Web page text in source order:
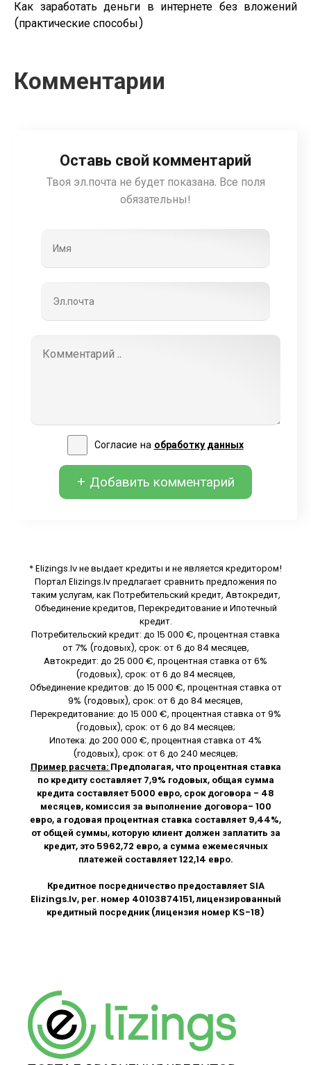
Как заработать деньги в интернете без вложений
(практические способы)
Комментарии
Оставь свой комментарий
Твоя эл.почта не будет показана. Все поля
обязательны!
Согласие на обработку данных
+ Добавить комментарий
* Elizings.lv не выдает кредиты и не является кредитором!
Портал Elizings.lv предлагает сравнить предложения по
таким услугам, как Потребительский кредит, Автокредит,
Объединение кредитов, Перекредитование и Ипотечный
кредит.
Потребительский кредит: до 15 000 €, процентная ставка
от 7% (годовых), срок: от 6 до 84 месяцев,
Автокредит: до 25 000 €, процентная ставка от 6%
(годовых), срок: от 6 до 84 месяцев,
Объединение кредитов: до 15 000 €, процентная ставка от
9% (годовых), срок: от 6 до 84 месяцев,
Перекредитование: до 15 000 €, процентная ставка от 9%
(годовых), срок: от 6 до 84 месяцев;
Ипотека: до 200 000 €, процентная ставка от 4%
(годовых), срок: от 6 до 240 месяцев;
Пример расчета: Предполагая, что процентная ставка
по кредиту составляет 7,9% годовых, общая сумма
кредита составляет 5000 евро, срок договора - 48
месяцев, комиссия за выполнение договора- 100
евро, а годовая процентная ставка составляет 9,44%,
от общей суммы, которую клиент должен заплатить за
кредит, это 5962,72 евро, а сумма ежемесячных
платежей составляет 122,14 евро.
Кредитное посредничество предоставляет SIA
Elizings.lv, рег. номер 40103874151, лицензированный
кредитный посредник (лицензия номер KS-18)